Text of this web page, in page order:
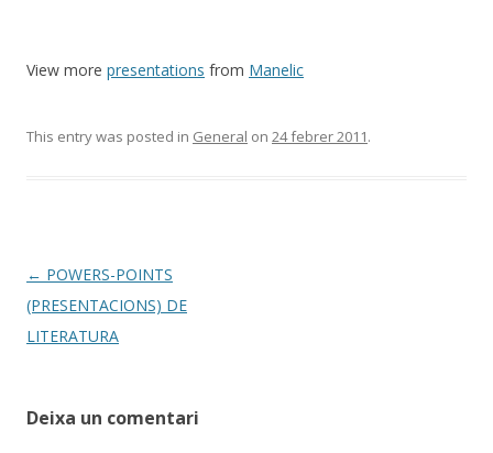
View more presentations from Manelic
This entry was posted in General on 24 febrer 2011.
Post
navigation
← POWERS-POINTS
(PRESENTACIONS) DE
LITERATURA
Deixa un comentari